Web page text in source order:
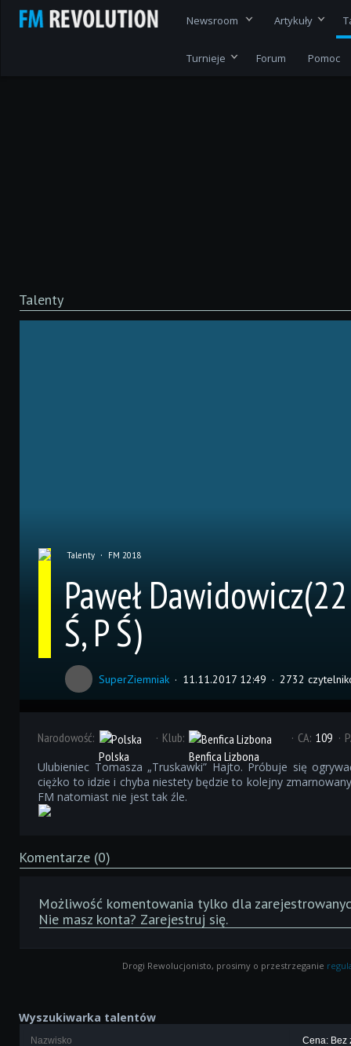
Newsroom Artykuły
Turnieje Forum Pomoc
Talenty
Talenty FM 2018
Paweł
Ś, P Ś)
SuperZiemniak 11.11.2017 12:49 2732
Narodowość:
Polska
Klub:
Benfica Lizbona
CA: 109
Ulubieniec Tomasza „Truskawki” Hajto. Próbuje się
ciężko to idzie i chyba niestety będzie to kolejny
FM natomiast nie jest tak źle.
Komentarze (0)
Możliwość komentowania tylko dla
Nie masz konta? Zarejestruj się.
Drogi Rewolucjonisto, prosimy o przestrzeganie
Wyszukiwarka talentów